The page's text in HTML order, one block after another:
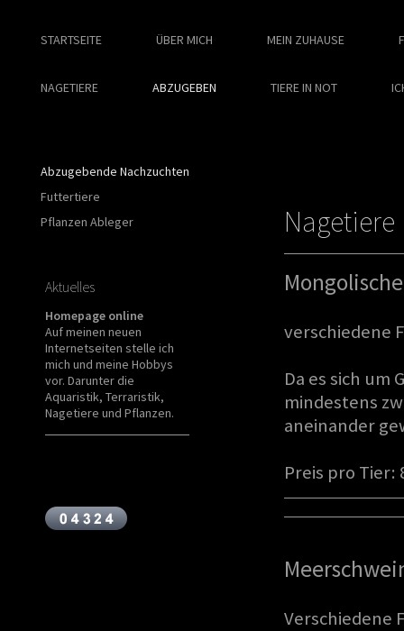
STARTSEITE ÜBER MICH MEIN ZUHAUSE
NAGETIERE ABZUGEBEN TIERE IN NOT
Waldmensch
Abzugebende Nachzuchten
Futtertiere
Pflanzen Ableger
Aktuelles
Homepage online
Auf meinen neuen
Internetseiten stelle ich
mich und meine Hobbys
vor. Darunter die
Aquaristik, Terraristik,
Nagetiere und Pflanzen.
Nagetiere
verschiedene
Da es sich
mindestens
aneinander
Preis pro Tier:
Verschiedene